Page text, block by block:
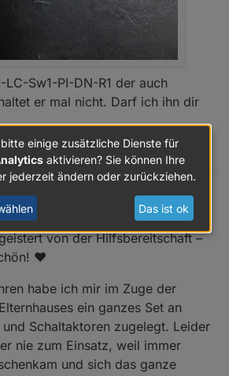
LC-Sw1-PI-DN-R1 der auch
er mal nicht. Darf ich ihn dir
0
6. März 2025, 21:00
von steiNetti 3. Juni 2025, 22:08
hier schon seit langer Zeit
von der Hilfsbereitschaft –
♥️
habe ich mir im Zuge der
ein ganzes Set an
Schaltaktoren zugelegt. Leider
nie zum Einsatz, weil immer
und sich das ganze
einige zusätzliche Dienste für
aktivieren? Sie können Ihre
jederzeit ändern oder zurückziehen.
Das ist ok